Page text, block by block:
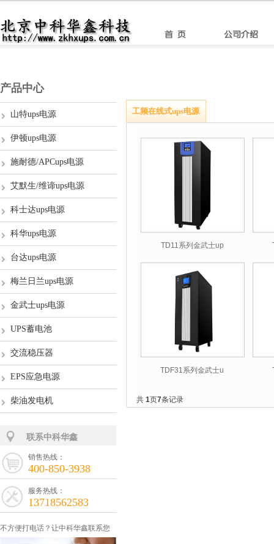
产品中心
山特ups电源
伊顿ups电源
施耐德/APCups电源
艾默生/维谛ups电源
科士达ups电源
科华ups电源
台达ups电源
梅兰日兰ups电源
金武士ups电源
UPS蓄电池
交流稳压器
EPS应急电源
柴油发电机
联系中科华鑫
销售热线：
400-850-3938
服务热线：
13718562583
不方便打电话？让中科华鑫联系您
工频在线式ups电源
TD11系列金武士up
TDF31系列金武士u
共 1页7条记录